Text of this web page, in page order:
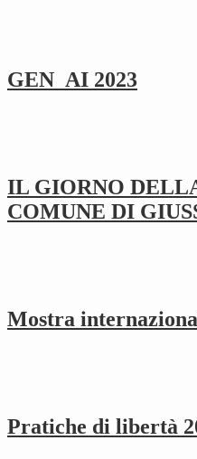
GEN_AI 2023
IL GIORNO
COMUNE DI
Mostra
Pratiche di libertà